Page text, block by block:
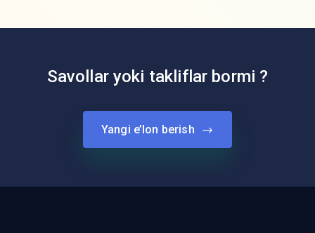
Savollar yoki takliflar bormi ?
Yangi e’lon berish